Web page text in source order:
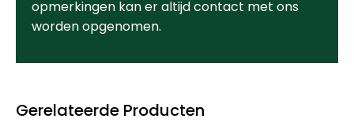
Gerelateerde Producten
opmerkingen kan er altijd contact met ons
worden opgenomen.